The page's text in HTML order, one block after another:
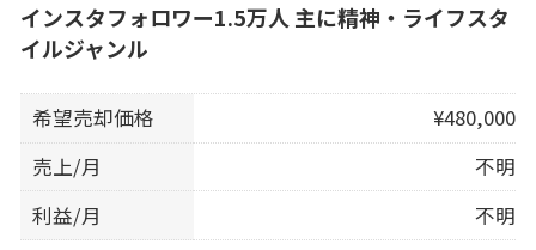
インスタフォロワー1.5万人 主に精神・ライフスタ
イルジャンル
希望売却価格
¥480,000
売上/月
不明
利益/月
不明